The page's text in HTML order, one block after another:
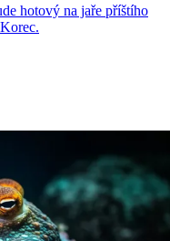
hotový na jaře příštího